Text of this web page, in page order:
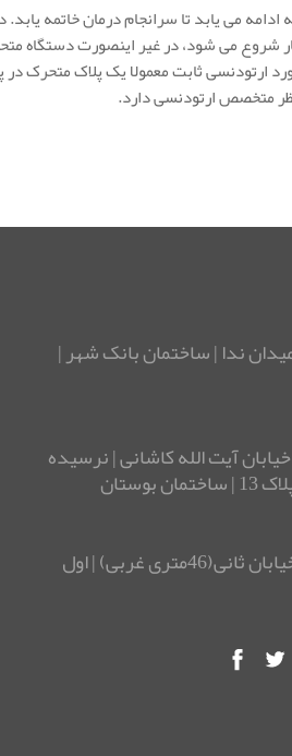
می یابد تا سرانجام درمان خاتمه
شروع می شود، در غیر اینصورت دستگاه
ارتودنسی ثابت معمولا یک پلاک متحرک
متخصص ارتودنسی دارد.
ندا | ساختمان بانک شهر |
آیت الله کاشانی | نرسیده
آدرس شرق تهران: نارمک| چهارراه تلفنخانه | خیابان ثانی(46متری غربی) | اول